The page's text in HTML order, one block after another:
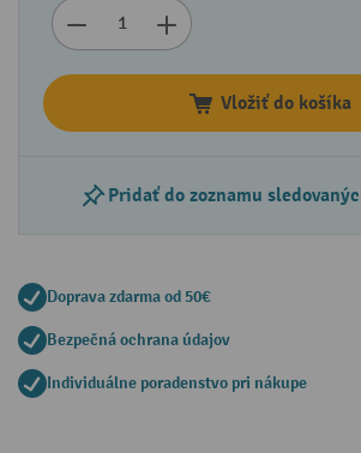
Vložiť do košíka
Pridať do zoznamu
Doprava zdarma od 50€
Bezpečná ochrana údajov
Individuálne poradenstvo pri nákupe